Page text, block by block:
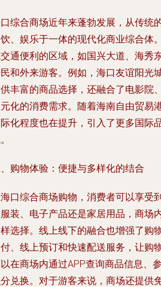
综合商场近年来蓬勃发展，从传统
、娱乐于一体的现代化商业综合体
通便利的区域，如国兴大道、海秀
和外来游客。例如，海口友谊阳光
丰富的商品选择，还融合了电影院
化的消费需求。随着海南自由贸易
化程度也在提升，引入了更多国际
购物体验：便捷与多样化的结合
口综合商场购物，消费者可以享受
装、电子产品还是家居用品，商场
选择。线上线下的融合也增强了购
、线上预订和快速配送服务，让购
在商场内通过APP查询商品信息、
兑换。对于游客来说，商场还提供